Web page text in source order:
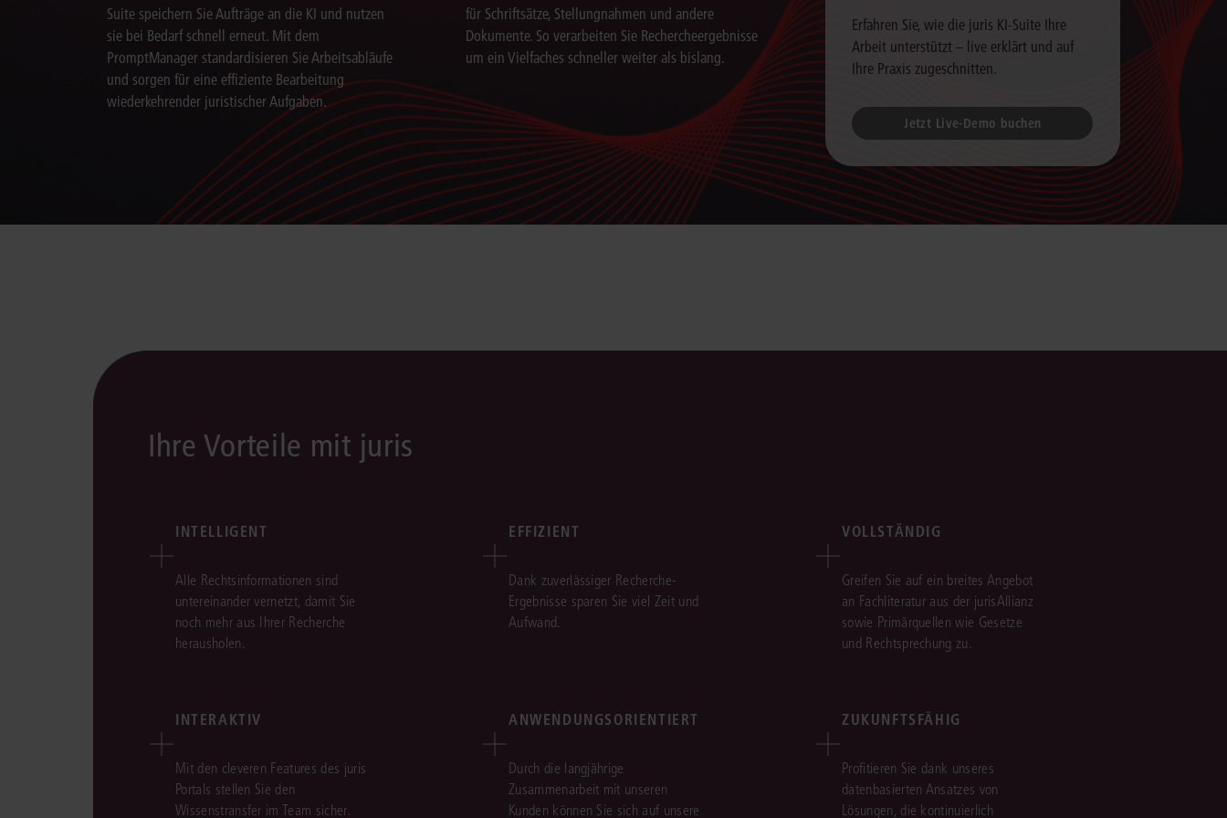
Suite speichern Sie Aufträge an die KI und nutzen
sie bei Bedarf schnell erneut. Mit dem
PromptManager standardisieren Sie Arbeitsabläufe
und sorgen für eine effiziente Bearbeitung
wiederkehrender juristischer Aufgaben.
für Schriftsätze, Stellungnahmen und andere
Dokumente. So verarbeiten Sie Rechercheergebnisse
um ein Vielfaches schneller weiter als bislang.
Erfahren Sie, wie die juris KI-Suite Ihre
Arbeit unterstützt – live erklärt und auf
Ihre Praxis zugeschnitten.
Jetzt Live-Demo buchen
Ihre Vorteile mit juris
INTELLIGENT
Alle Rechtsinformationen sind
untereinander vernetzt, damit Sie
noch mehr aus Ihrer Recherche
herausholen.
EFFIZIENT
Dank zuverlässiger Recherche-
Ergebnisse sparen Sie viel Zeit und
Aufwand.
VOLLSTÄNDIG
Greifen Sie auf ein breites Angebot
an Fachliteratur aus der jurisAllianz
sowie Primärquellen wie Gesetze
und Rechtsprechung zu.
INTERAKTIV
Mit den cleveren Features des juris
Portals stellen Sie den
Wissenstransfer im Team sicher.
ANWENDUNGSORIENTIERT
Durch die langjährige
Zusammenarbeit mit unseren
Kunden können Sie sich auf unsere
ZUKUNFTSFÄHIG
Profitieren Sie dank unseres
datenbasierten Ansatzes von
Lösungen, die kontinuierlich